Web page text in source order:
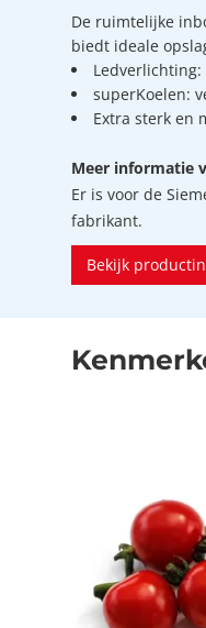
De ruimtelijke
biedt ideale
superKoelen:
Extra sterk en
Meer informatie
Er is voor de
fabrikant.
Bekijk